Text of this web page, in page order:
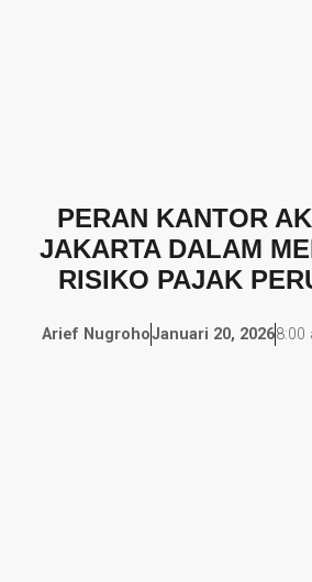
PERAN KANTOR
JAKARTA DALAM
RISIKO PAJAK
Arief NugrohoJanuari 20, 20268:00